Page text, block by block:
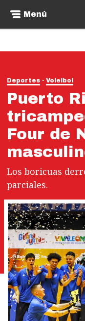
Menú
Deportes Voleibol
Puerto
Four de
Los boricuas
parciales.